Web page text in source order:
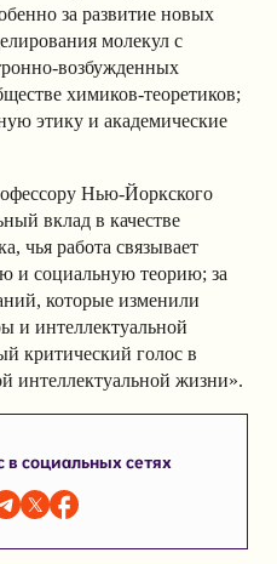
за развитие новых
молекул с
возбужденных
химиков-теоретиков;
этику и академические
Нью-Йоркского
вклад в качестве
чья работа связывает
и социальную теорию; за
которые изменили
и интеллектуальной
критический голос в
интеллектуальной жизни».
в социальных сетях